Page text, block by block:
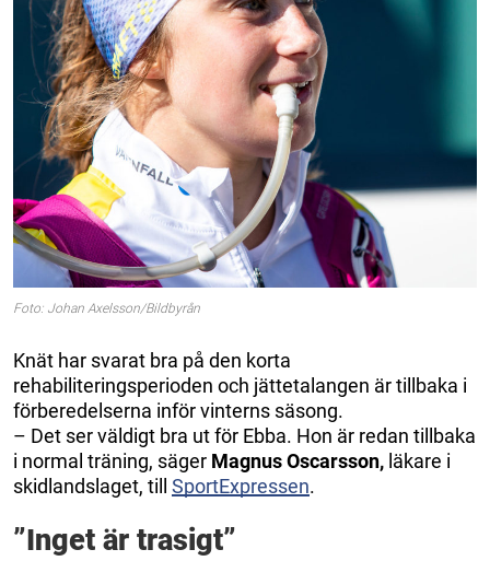
Foto: Johan Axelsson/Bildbyrån
Knät har svarat bra på den korta
rehabiliteringsperioden och jättetalangen är tillbaka i
förberedelserna inför vinterns säsong.
– Det ser väldigt bra ut för Ebba. Hon är redan tillbaka
i normal träning, säger Magnus Oscarsson, läkare i
skidlandslaget, till SportExpressen.
”Inget är trasigt”